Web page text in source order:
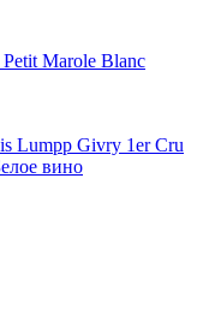
Lumpp Givry 1er Cru
вино